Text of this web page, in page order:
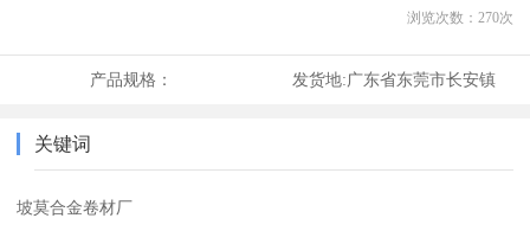
浏览次数： 270次
产品规格： 发货地:广东省东莞市长安镇
关键词
坡莫合金卷材厂